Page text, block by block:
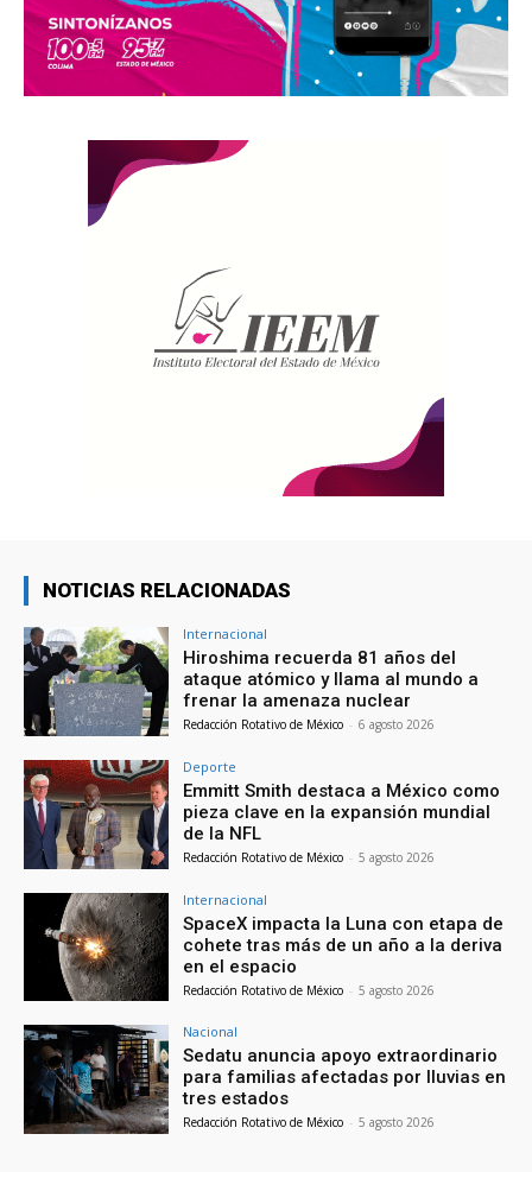
NOTICIAS RELACIONADAS
Internacional
Hiroshima recuerda 81 años del
ataque atómico y llama al mundo a
frenar la amenaza nuclear
Redacción Rotativo de México - 6 agosto 2026
Deporte
Emmitt Smith destaca a México como
pieza clave en la expansión mundial
de la NFL
Redacción Rotativo de México - 5 agosto 2026
Internacional
SpaceX impacta la Luna con etapa de
cohete tras más de un año a la deriva
en el espacio
Redacción Rotativo de México - 5 agosto 2026
Nacional
Sedatu anuncia apoyo extraordinario
para familias afectadas por lluvias en
tres estados
Redacción Rotativo de México - 5 agosto 2026